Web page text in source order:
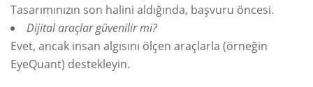
Tasarımınızın son halini aldığında, başvuru öncesi.
Dijital araçlar güvenilir mi?
Evet, ancak insan algısını ölçen araçlarla (örneğin
EyeQuant) destekleyin.